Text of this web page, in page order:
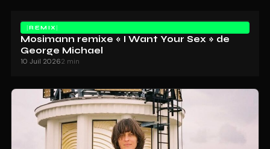
REMIX
Mosimann remixe « I Want Your Sex » de
George Michael
10 Juil 20262 min